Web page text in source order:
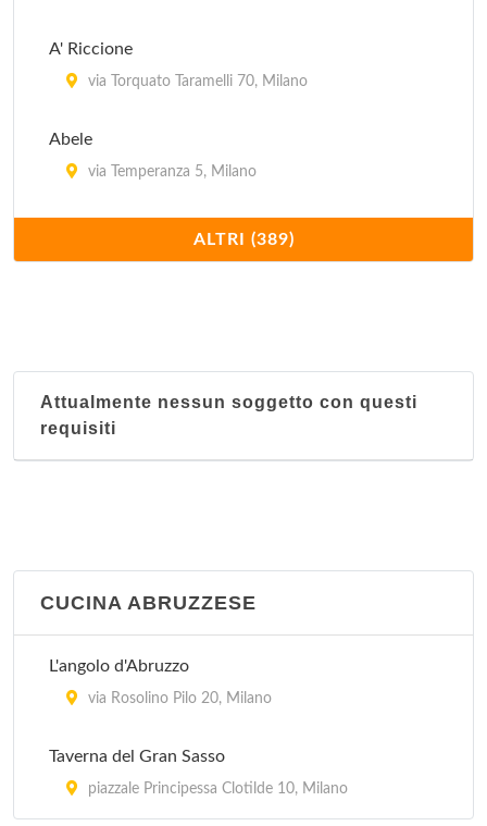
A' Riccione
via Torquato Taramelli 70, Milano
Abele
via Temperanza 5, Milano
piazza della Repubblica 17, Milano
Ai Corsari
ALTRI (389)
Attualmente nessun soggetto con questi
requisiti
CUCINA ABRUZZESE
L'angolo d'Abruzzo
via Rosolino Pilo 20, Milano
Taverna del Gran Sasso
piazzale Principessa Clotilde 10, Milano